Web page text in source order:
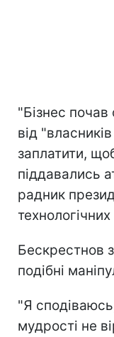
"Бізнес почав
від
заплатити,
піддавались
радник
Бескрестнов
подібні
"Я
мудрості не